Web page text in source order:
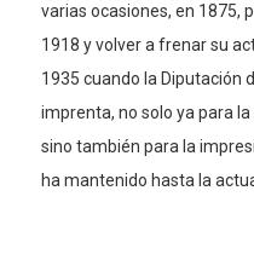
varias ocasiones, en 1875,
1918 y volver a frenar su
1935 cuando la Diputación
imprenta, no solo ya para
sino también para la
ha mantenido hasta la